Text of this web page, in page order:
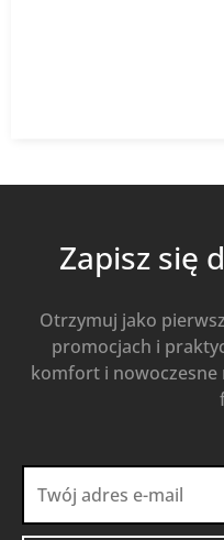
Zapisz się
Otrzymuj jako
promocjach i
komfort i nowoczesne